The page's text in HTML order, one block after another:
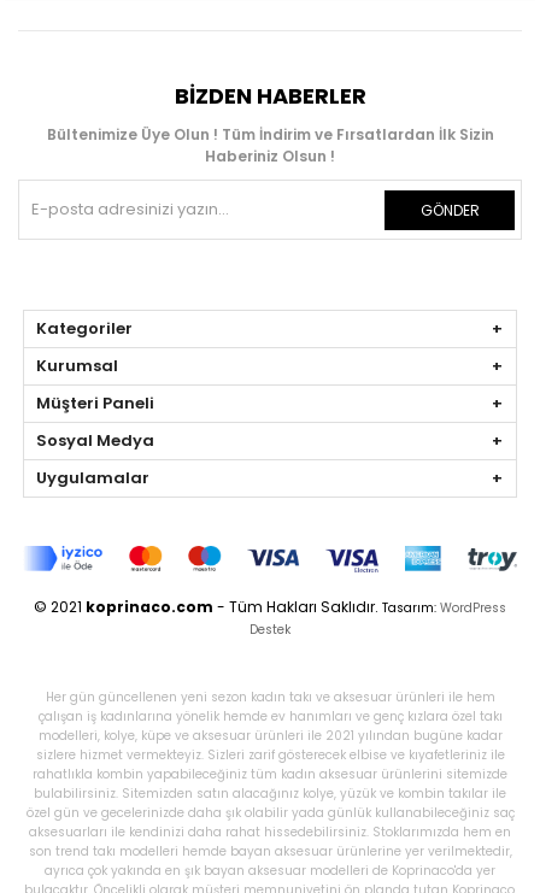
BIZDEN HABERLER
Bültenimize Üye Olun ! Tüm İndirim ve Fırsatlardan İlk Sizin
Haberiniz Olsun !
GÖNDER
Kategoriler
Kurumsal
Müşteri Paneli
Sosyal Medya
Uygulamalar
© 2021 koprinaco.com - Tüm Hakları Saklıdır. Tasarım: WordPress
Destek
Her gün güncellenen yeni sezon kadın takı ve aksesuar ürünleri ile hem
çalışan iş kadınlarına yönelik hemde ev hanımları ve genç kızlara özel takı
modelleri, kolye, küpe ve aksesuar ürünleri ile 2021 yılından bugüne kadar
sizlere hizmet vermekteyiz. Sizleri zarif gösterecek elbise ve kıyafetleriniz ile
rahatlıkla kombin yapabileceğiniz tüm kadın aksesuar ürünlerini sitemizde
bulabilirsiniz. Sitemizden satın alacağınız kolye, yüzük ve kombin takılar ile
özel gün ve gecelerinizde daha şık olabilir yada günlük kullanabileceğiniz saç
aksesuarları ile kendinizi daha rahat hissedebilirsiniz. Stoklarımızda hem en
son trend takı modelleri hemde bayan aksesuar ürünlerine yer verilmektedir,
ayrıca çok yakında en şık bayan aksesuar modelleri de Koprinaco'da yer